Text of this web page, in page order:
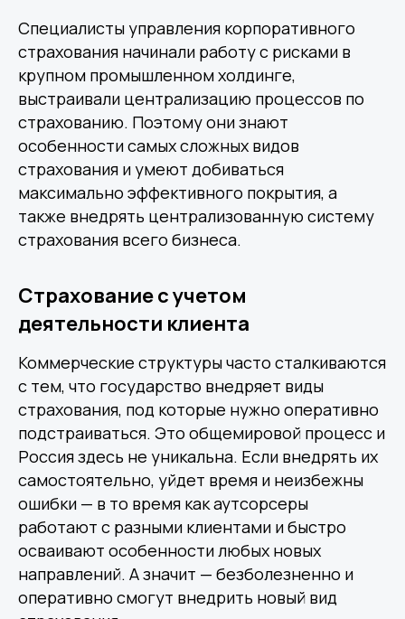
Специалисты управления корпоративного
страхования начинали работу с рисками в
крупном промышленном холдинге,
выстраивали централизацию процессов по
страхованию. Поэтому они знают
особенности самых сложных видов
страхования и умеют добиваться
максимально эффективного покрытия, а
также внедрять централизованную систему
страхования всего бизнеса.
Страхование с учетом
деятельности клиента
Коммерческие структуры часто сталкиваются
с тем, что государство внедряет виды
страхования, под которые нужно оперативно
подстраиваться. Это общемировой процесс и
Россия здесь не уникальна. Если внедрять их
самостоятельно, уйдет время и неизбежны
ошибки — в то время как аутсорсеры
работают с разными клиентами и быстро
осваивают особенности любых новых
направлений. А значит — безболезненно и
оперативно смогут внедрить новый вид